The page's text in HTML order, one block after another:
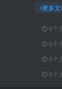
更多文
6个
6个
6个
6个